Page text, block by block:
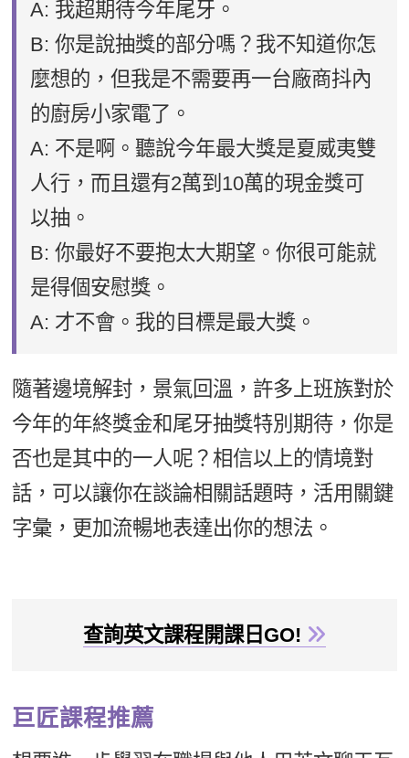
A: 我超期待今年尾牙。
B: 你是說抽獎的部分嗎？我不知道你怎
麼想的，但我是不需要再一台廠商抖內
的廚房小家電了。
A: 不是啊。聽說今年最大獎是夏威夷雙
人行，而且還有2萬到10萬的現金獎可
以抽。
B: 你最好不要抱太大期望。你很可能就
是得個安慰獎。
A: 才不會。我的目標是最大獎。
隨著邊境解封，景氣回溫，許多上班族對於
今年的年終獎金和尾牙抽獎特別期待，你是
否也是其中的一人呢？相信以上的情境對
話，可以讓你在談論相關話題時，活用關鍵
字彙，更加流暢地表達出你的想法。
查詢英文課程開課日GO!
巨匠課程推薦